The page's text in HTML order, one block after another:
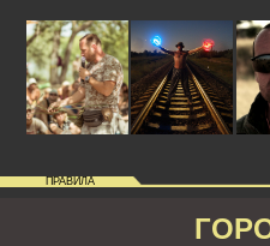
ПРАВИЛА